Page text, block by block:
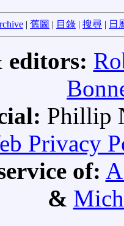
| 舊圖 | 目錄 | 搜尋 | 日
Phillip
Privacy
of:
&